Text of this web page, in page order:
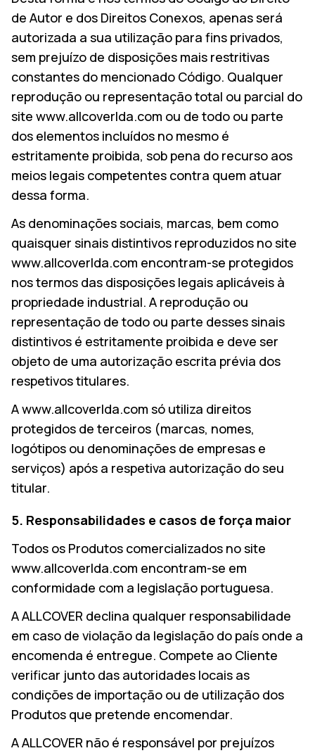
EMPRESA
COLEÇÕES
CONTATOS
PT
EN
de Autor e dos Direitos Conexos, apenas será
autorizada a sua utilização para fins privados,
sem prejuízo de disposições mais restritivas
constantes do mencionado Código. Qualquer
reprodução ou representação total ou parcial do
site www.allcoverlda.com ou de todo ou parte
dos elementos incluídos no mesmo é
estritamente proibida, sob pena do recurso aos
meios legais competentes contra quem atuar
dessa forma.
As denominações sociais, marcas, bem como
quaisquer sinais distintivos reproduzidos no site
www.allcoverlda.com encontram-se protegidos
nos termos das disposições legais aplicáveis à
propriedade industrial. A reprodução ou
representação de todo ou parte desses sinais
distintivos é estritamente proibida e deve ser
objeto de uma autorização escrita prévia dos
respetivos titulares.
A www.allcoverlda.com só utiliza direitos
protegidos de terceiros (marcas, nomes,
logótipos ou denominações de empresas e
serviços) após a respetiva autorização do seu
titular.
5. Responsabilidades e casos de força maior
Todos os Produtos comercializados no site
www.allcoverlda.com encontram-se em
conformidade com a legislação portuguesa.
A ALLCOVER declina qualquer responsabilidade
em caso de violação da legislação do país onde a
encomenda é entregue. Compete ao Cliente
verificar junto das autoridades locais as
condições de importação ou de utilização dos
Produtos que pretende encomendar.
A ALLCOVER não é responsável por prejuízos